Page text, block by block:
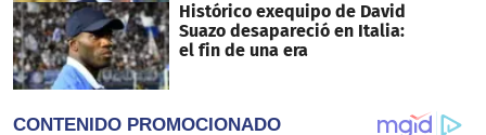
Histórico exequipo de David
Suazo desapareció en Italia:
el fin de una era